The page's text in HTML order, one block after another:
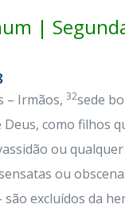
|
– Irmãos, 32sede
como filhos
ou
ou
excluídos da